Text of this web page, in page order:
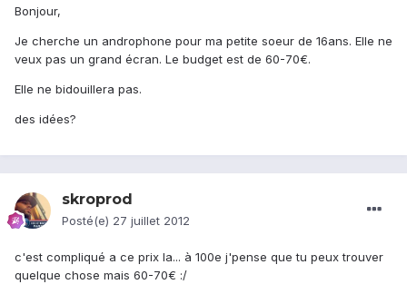
Bonjour,
Je cherche un androphone pour ma petite soeur de 16ans. Elle ne
veux pas un grand écran. Le budget est de 60-70€.
Elle ne bidouillera pas.
des idées?
skroprod
Posté(e) 27 juillet 2012
c'est compliqué a ce prix la... à 100e j'pense que tu peux trouver
quelque chose mais 60-70€ :/